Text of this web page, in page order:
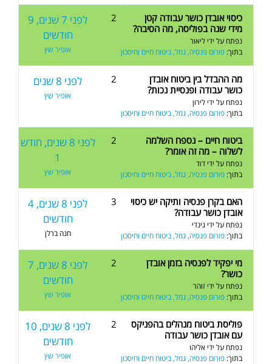
כיסוי אובדן כושר עבודה קטן
מידי שנה בפוליסה, מה הסיבה?
נפתח על ידיליאור
בתוך: פורום פנסיה, גמל, ביטוח חיים וחיסכון
2
לפני 7 שנים, 9
חודשים
אופיר שץ
מה ההבדל בין ביטוח אובדן
כושר עבודה ופנסיית נכות?
נפתח על ידילירון
בתוך: פורום פנסיה, גמל, ביטוח חיים וחיסכון
2 לפני 8 שנים
אופיר שץ
ביטוח חיים – נספח השלמה
לשלוה – מה זה אומר?
נפתח על ידידוד
בתוך: פורום פנסיה, גמל, ביטוח חיים וחיסכון
2
לפני 8 שנים, חודש
1
אופיר שץ
האם בקרן פנסיה ותיקה יש כיסוי
אובדן כושר עבודה?
נפתח על ידיגינדי
בתוך: פורום פנסיה, גמל, ביטוח חיים וחיסכון
3
לפני 8 שנים, 4
חודשים
חנה ברלן
מי יפקיד לפנסיה בזמן אובדן
כושר?
נפתח על ידיזוהר
בתוך: פורום פנסיה, גמל, ביטוח חיים וחיסכון
2
לפני 8 שנים, 7
חודשים
אופיר שץ
פוליסת ביטוח מנהלים בהפניקס
עם אובדן כושר עבודה
נפתח על ידיאליהו
בתוך: פורום פנסיה, גמל, ביטוח חיים וחיסכון
2
לפני 8 שנים, 10
חודשים
אופיר שץ